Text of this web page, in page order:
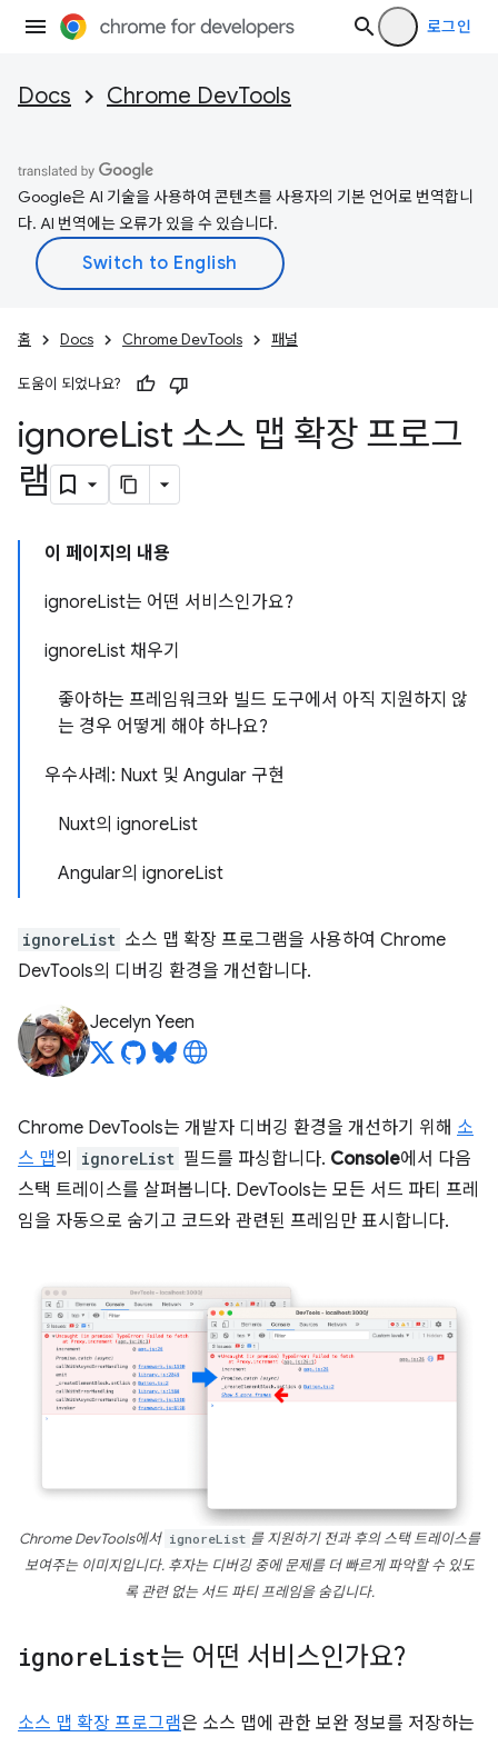
로그인
Docs Chrome DevTools
Google은 AI 기술을 사용하여 콘텐츠를 사용자의 기본 언어로 번역합니
다. AI 번역에는 오류가 있을 수 있습니다.
홈 Docs Chrome DevTools 패널
도움이 되었나요?
ignoreList 소스 맵 확장 프로그
램
이 페이지의 내용
ignoreList는 어떤 서비스인가요?
ignoreList 채우기
좋아하는 프레임워크와 빌드 도구에서 아직 지원하지 않
는 경우 어떻게 해야 하나요?
우수사례: Nuxt 및 Angular 구현
Nuxt의 ignoreList
Angular의 ignoreList
ignoreList 소스 맵 확장 프로그램을 사용하여 Chrome
DevTools의 디버깅 환경을 개선합니다.
Jecelyn Yeen
Chrome DevTools는 개발자 디버깅 환경을 개선하기 위해 소
스 맵의 ignoreList 필드를 파싱합니다. Console에서 다음
스택 트레이스를 살펴봅니다. DevTools는 모든 서드 파티 프레
임을 자동으로 숨기고 코드와 관련된 프레임만 표시합니다.
Chrome DevTools에서 ignoreList 를 지원하기 전과 후의 스택 트레이스를
보여주는 이미지입니다. 후자는 디버깅 중에 문제를 더 빠르게 파악할 수 있도
록 관련 없는 서드 파티 프레임을 숨깁니다.
ignoreList는 어떤 서비스인가요?
소스 맵 확장 프로그램은 소스 맵에 관한 보완 정보를 저장하는